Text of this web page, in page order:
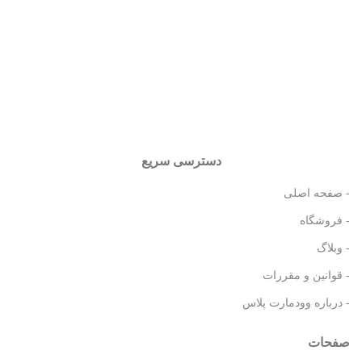
دسترسی سریع
- صفحه اصلی
- فروشگاه
- وبلاگ
- قوانین و مقررات
- درباره وودمارت پلاس
صفحات